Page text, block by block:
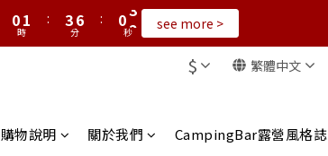
01
0
時
:
3
2
6
5
分
:
01
0
秒 see more >
$ 繁體中文
購物說明 關於我們 CampingBar露營風格誌